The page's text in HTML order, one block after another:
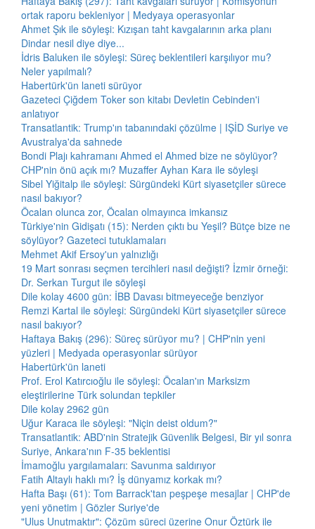
ortak raporu bekleniyor | Medyaya operasyonlar
Ahmet Şık ile söyleşi: Kızışan taht kavgalarının arka planı
Dindar nesil diye diye...
İdris Baluken ile söyleşi: Süreç beklentileri karşılıyor mu?
Neler yapılmalı?
Habertürk'ün laneti sürüyor
Gazeteci Çiğdem Toker son kitabı Devletin Cebinden'i
anlatıyor
Transatlantik: Trump'ın tabanındaki çözülme | IŞİD Suriye ve
Avustralya'da sahnede
Bondi Plajı kahramanı Ahmed el Ahmed bize ne söylüyor?
CHP'nin önü açık mı? Muzaffer Ayhan Kara ile söyleşi
Sibel Yiğitalp ile söyleşi: Sürgündeki Kürt siyasetçiler sürece
nasıl bakıyor?
Öcalan olunca zor, Öcalan olmayınca imkansız
Türkiye'nin Gidişatı (15): Nerden çıktı bu Yeşil? Bütçe bize ne
söylüyor? Gazeteci tutuklamaları
Mehmet Akif Ersoy'un yalnızlığı
19 Mart sonrası seçmen tercihleri nasıl değişti? İzmir örneği:
Dr. Serkan Turgut ile söyleşi
Dile kolay 4600 gün: İBB Davası bitmeyeceğe benziyor
Remzi Kartal ile söyleşi: Sürgündeki Kürt siyasetçiler sürece
nasıl bakıyor?
Haftaya Bakış (296): Süreç sürüyor mu? | CHP'nin yeni
yüzleri | Medyada operasyonlar sürüyor
Habertürk'ün laneti
Prof. Erol Katırcıoğlu ile söyleşi: Öcalan'ın Marksizm
eleştirilerine Türk solundan tepkiler
Dile kolay 2962 gün
Uğur Karaca ile söyleşi: "Niçin deist oldum?"
Transatlantik: ABD'nin Stratejik Güvenlik Belgesi, Bir yıl sonra
Suriye, Ankara'nın F-35 beklentisi
İmamoğlu yargılamaları: Savunma saldırıyor
Fatih Altaylı haklı mı? İş dünyamız korkak mı?
Hafta Başı (61): Tom Barrack'tan peşpeşe mesajlar | CHP'de
yeni yönetim | Gözler Suriye'de
"Ulus Unutmaktır": Çözüm süreci üzerine Onur Öztürk ile